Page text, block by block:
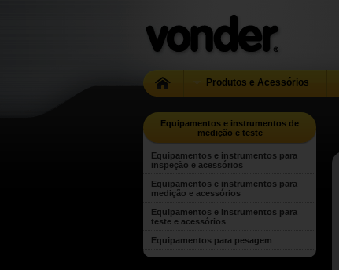
Produtos e Acessórios
Equipamentos e instrumentos de
medição e teste
Equipamentos e instrumentos para
inspeção e acessórios
Equipamentos e instrumentos para
medição e acessórios
Equipamentos e instrumentos para
teste e acessórios
Equipamentos para pesagem